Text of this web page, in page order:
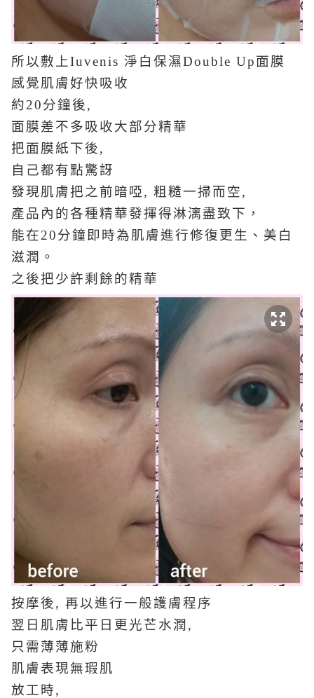
所以敷上Iuvenis 淨白保濕Double Up面膜
感覺肌膚好快吸收
約20分鐘後,
面膜差不多吸收大部分精華
把面膜紙下後,
自己都有點驚訝
發現肌膚把之前暗啞, 粗糙一掃而空,
產品內的各種精華發揮得淋漓盡致下，
能在20分鐘即時為肌膚進行修復更生、美白
滋潤。
之後把少許剩餘的精華
按摩後, 再以進行一般護膚程序
翌日肌膚比平日更光芒水潤,
只需薄薄施粉
肌膚表現無瑕肌
放工時,